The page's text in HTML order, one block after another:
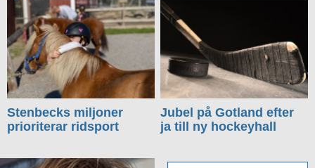
Stenbecks miljoner
prioriterar ridsport
Jubel på Gotland efter
ja till ny hockeyhall